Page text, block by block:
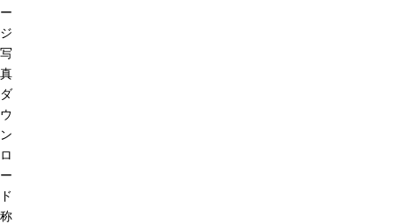
ー
ジ
写
真
ダ
ウ
ン
ロ
ー
ド
称